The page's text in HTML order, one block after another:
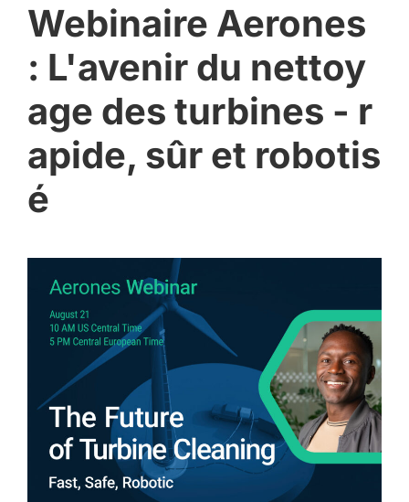
Webinaire Aerones
: L'avenir du nettoy
age des turbines - r
apide, sûr et robotis
é